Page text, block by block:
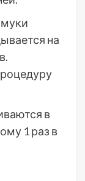
на
в
1 раз в